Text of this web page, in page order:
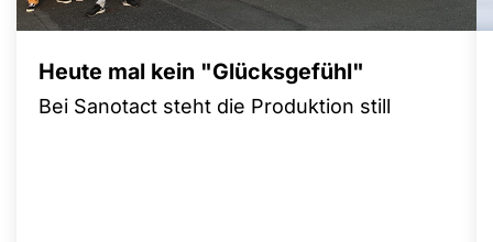
Heute mal kein "Glücksgefühl"
Bei Sanotact steht die Produktion still